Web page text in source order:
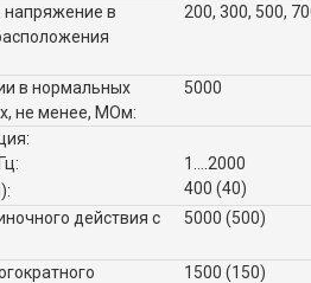
напряжение в
200, 300, 500,
в нормальных
не менее, МОм:
5000
1....2000
400 (40)
действия с
5000 (500)
1500 (150)